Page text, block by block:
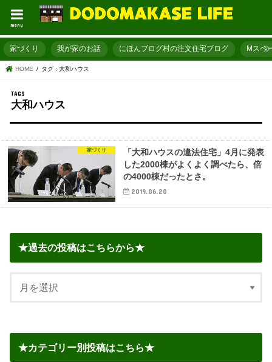
menu
家づくり 我が家のお話 にほんブログ村の注文住宅ブログ Mスペ
HOME タグ : 大和ハウス
大和ハウス
家づくり
「大和ハウスの違法住宅」4月に発表
した2000棟がよくよく調べたら、倍
の4000棟だったとさ。
2019.06.20
★過去の投稿はこちらから★
★カテゴリー別投稿はこちら★